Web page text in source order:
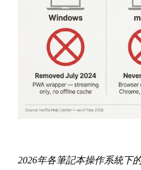
2026年各筆記本操作系統下